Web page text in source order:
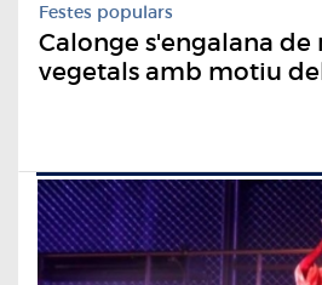
Festes populars
Calonge s'engalana de
vegetals amb motiu